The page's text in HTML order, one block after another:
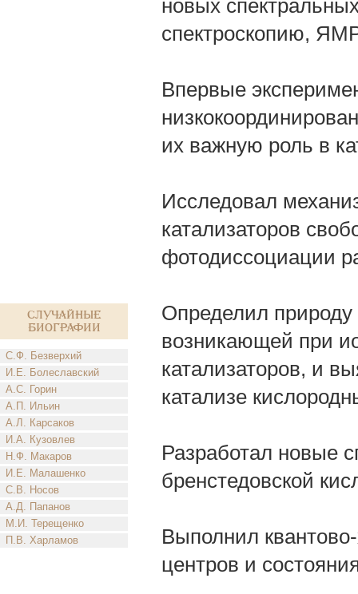
Случайные
биографии
С.Ф. Безверхий
И.Е. Болеславский
А.С. Горин
А.П. Ильин
А.Л. Карсаков
И.А. Кузовлев
Н.Ф. Макаров
И.Е. Малашенко
С.В. Носов
А.Д. Папанов
М.И. Терещенко
П.В. Харламов
новых
спектроскопию,
Впервые
их важную роль в
Исследовал
катализаторов
фотодиссоциации
Определил природу
возникающей при
катализаторов, и
катализе
Разработал новые
бренстедовской
Выполнил
центров и